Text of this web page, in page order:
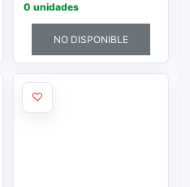
0 unidades
NO DISPONIBLE